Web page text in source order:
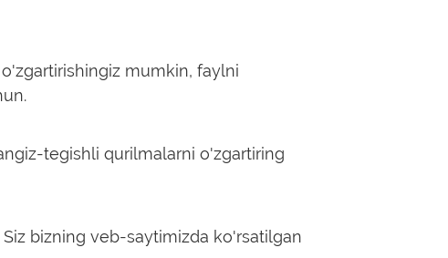
mumkin, faylni
tegishli qurilmalarni o'zgartiring
Siz bizning veb-saytimizda ko'rsatilgan